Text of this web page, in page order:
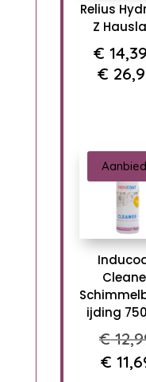
Relius
Z
€ 14,39
€
ijding
€
€